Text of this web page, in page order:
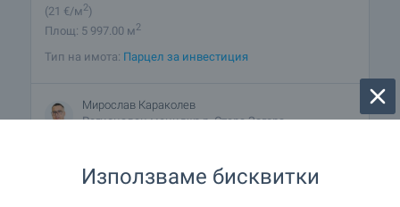
(21 €/м2)
Площ: 5 997.00 м2
Тип на имота: Парцел за инвестиция
Мирослав Караколев
Регионален мениджър, Стара Загора
ПРОДАЖБАИзползваме бисквитки